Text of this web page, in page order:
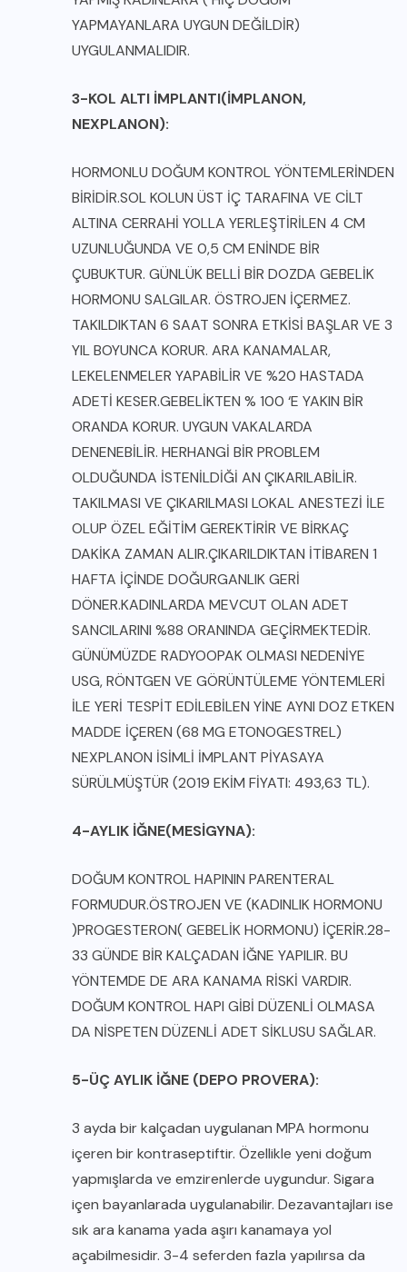
YAPMAYANLARA UYGUN DEĞİLDİR)
UYGULANMALIDIR.
3-KOL ALTI İMPLANTI(İMPLANON,
NEXPLANON):
HORMONLU DOĞUM KONTROL YÖNTEMLERİNDEN
BİRİDİR.SOL KOLUN ÜST İÇ TARAFINA VE CİLT
ALTINA CERRAHİ YOLLA YERLEŞTİRİLEN 4 CM
UZUNLUĞUNDA VE 0,5 CM ENİNDE BİR
ÇUBUKTUR. GÜNLÜK BELLİ BİR DOZDA GEBELİK
HORMONU SALGILAR. ÖSTROJEN İÇERMEZ.
TAKILDIKTAN 6 SAAT SONRA ETKİSİ BAŞLAR VE 3
YIL BOYUNCA KORUR. ARA KANAMALAR,
LEKELENMELER YAPABİLİR VE %20 HASTADA
ADETİ KESER.GEBELİKTEN % 100 ‘E YAKIN BİR
ORANDA KORUR. UYGUN VAKALARDA
DENENEBİLİR. HERHANGİ BİR PROBLEM
OLDUĞUNDA İSTENİLDİĞİ AN ÇIKARILABİLİR.
TAKILMASI VE ÇIKARILMASI LOKAL ANESTEZİ İLE
OLUP ÖZEL EĞİTİM GEREKTİRİR VE BİRKAÇ
DAKİKA ZAMAN ALIR.ÇIKARILDIKTAN İTİBAREN 1
HAFTA İÇİNDE DOĞURGANLIK GERİ
DÖNER.KADINLARDA MEVCUT OLAN ADET
SANCILARINI %88 ORANINDA GEÇİRMEKTEDİR.
GÜNÜMÜZDE RADYOOPAK OLMASI NEDENİYE
USG, RÖNTGEN VE GÖRÜNTÜLEME YÖNTEMLERİ
İLE YERİ TESPİT EDİLEBİLEN YİNE AYNI DOZ ETKEN
MADDE İÇEREN (68 MG ETONOGESTREL)
NEXPLANON İSİMLİ İMPLANT PİYASAYA
SÜRÜLMÜŞTÜR (2019 EKİM FİYATI: 493,63 TL).
4-AYLIK İĞNE(MESİGYNA):
DOĞUM KONTROL HAPININ PARENTERAL
FORMUDUR.ÖSTROJEN VE (KADINLIK HORMONU
)PROGESTERON( GEBELİK HORMONU) İÇERİR.28-
33 GÜNDE BİR KALÇADAN İĞNE YAPILIR. BU
YÖNTEMDE DE ARA KANAMA RİSKİ VARDIR.
DOĞUM KONTROL HAPI GİBİ DÜZENLİ OLMASA
DA NİSPETEN DÜZENLİ ADET SİKLUSU SAĞLAR.
5-ÜÇ AYLIK İĞNE (DEPO PROVERA):
3 ayda bir kalçadan uygulanan MPA hormonu
içeren bir kontraseptiftir. Özellikle yeni doğum
yapmışlarda ve emzirenlerde uygundur. Sigara
içen bayanlarada uygulanabilir. Dezavantajları ise
sık ara kanama yada aşırı kanamaya yol
açabilmesidir. 3-4 seferden fazla yapılırsa da